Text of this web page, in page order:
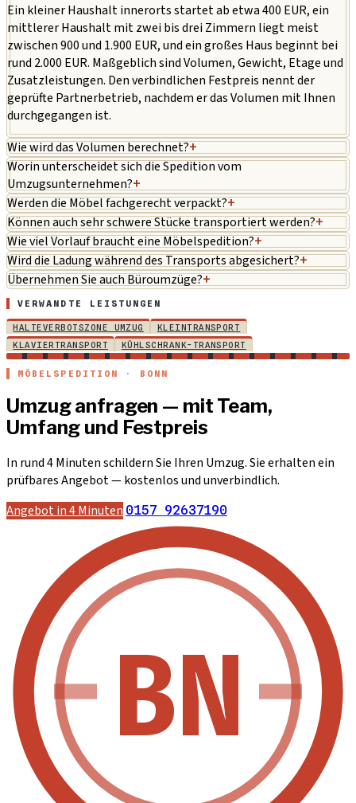
Ein kleiner Haushalt innerorts startet ab etwa 400 EUR, ein
mittlerer Haushalt mit zwei bis drei Zimmern liegt meist
zwischen 900 und 1.900 EUR, und ein großes Haus beginnt bei
rund 2.000 EUR. Maßgeblich sind Volumen, Gewicht, Etage und
Zusatzleistungen. Den verbindlichen Festpreis nennt der
geprüfte Partnerbetrieb, nachdem er das Volumen mit Ihnen
durchgegangen ist.
Wie wird das Volumen berechnet?+
Worin unterscheidet sich die Spedition vom
Umzugsunternehmen?+
Werden die Möbel fachgerecht verpackt?+
Können auch sehr schwere Stücke transportiert werden?+
Wie viel Vorlauf braucht eine Möbelspedition?+
Wird die Ladung während des Transports abgesichert?+
Übernehmen Sie auch Büroumzüge?+
VERWANDTE LEISTUNGEN
HALTEVERBOTSZONE UMZUG
KLEINTRANSPORT
KLAVIERTRANSPORT
KÜHLSCHRANK-TRANSPORT
MÖBELSPEDITION · BONN
Umzug anfragen — mit Team,
Umfang und Festpreis
In rund 4 Minuten schildern Sie Ihren Umzug. Sie erhalten ein
prüfbares Angebot — kostenlos und unverbindlich.
Angebot in 4 Minuten 0157 92637190
BN